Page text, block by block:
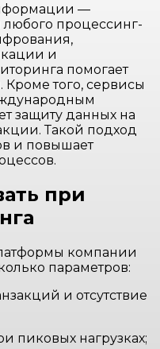
—
процессинг-
и
помогает
Кроме того, сервисы
защиту данных на
Такой подход
и повышает
при
компании
параметров:
и отсутствие
пиковых нагрузках;